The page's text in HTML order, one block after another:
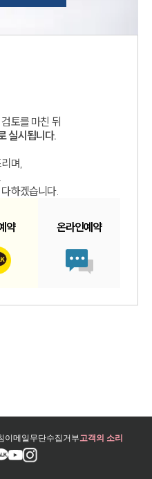
토를 마친 뒤
실시됩니다.
며,
하겠습니다.
약 온라인예약
이메일무단수집거부고객의 소리